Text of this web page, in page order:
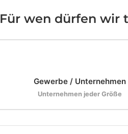
Für wen dürfen wir
Gewerbe / Unternehmen
Unternehmen jeder Größe